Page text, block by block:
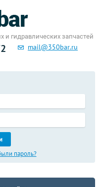
и гидравлических запчастей
mail@350bar.ru
пароль?